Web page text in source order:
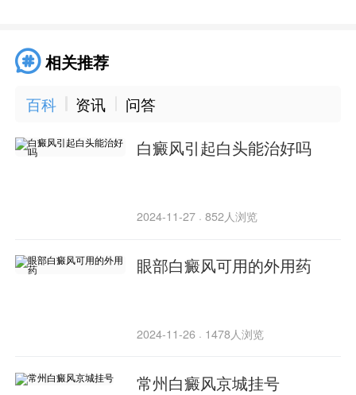
相关推荐
百科 资讯 问答
白癜风引起白头能治好吗
2024-11-27 · 852人浏览
眼部白癜风可用的外用药
2024-11-26 · 1478人浏览
常州白癜风京城挂号